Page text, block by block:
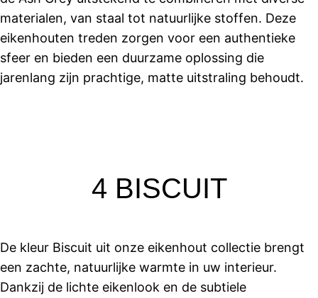
materialen, van staal tot natuurlijke stoffen. Deze
eikenhouten treden zorgen voor een authentieke
sfeer en bieden een duurzame oplossing die
jarenlang zijn prachtige, matte uitstraling behoudt.
4 BISCUIT
De kleur Biscuit uit onze eikenhout collectie brengt
een zachte, natuurlijke warmte in uw interieur.
Dankzij de lichte eikenlook en de subtiele